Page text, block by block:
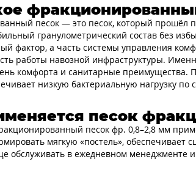
песок — это песок, который прошёл
гранулометрический состав без
фактор, а часть системы управления
работы навозной инфраструктуры.
комфорта и санитарные преимущества.
низкую бактериальную нагрузку
песок
песок фр. 0,8–2,8 мм
мягкую «постель»,
обслуживать в ежедневном менеджменте и